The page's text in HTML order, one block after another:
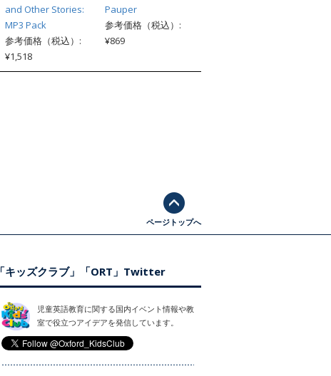
and Other Stories:
MP3 Pack
参考価格（税込）:
¥1,518
Pauper
参考価格（税込）:
¥869
ページトップへ
「キッズクラブ」「ORT」Twitter
児童英語教育に関する国内イベント情報や教
室で役立つアイデアを発信しています。